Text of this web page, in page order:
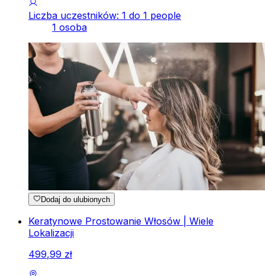
Liczba uczestników: 1 do 1 people
1 osoba
Dodaj do ulubionych
Keratynowe Prostowanie Włosów | Wiele
Lokalizacji
499,99 zł